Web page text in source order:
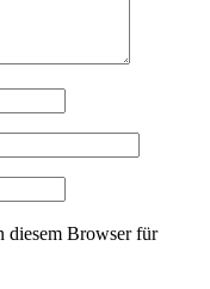
diesem Browser für